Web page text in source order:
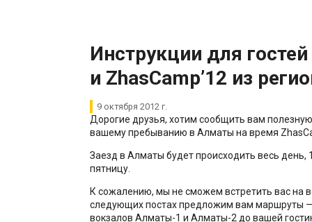
Инструкции для
и ZhasCamp’12 из
9 октября 2012 г.
Дорогие друзья, хотим сообщить вам
вашему пребыванию в Алматы на время
Заезд в Алматы будет происходить весь день,
пятницу.
К сожалению, мы не сможем встретить вас на
следующих постах предложим вам маршруты —
вокзалов Алматы-1 и Алматы-2 до вашей